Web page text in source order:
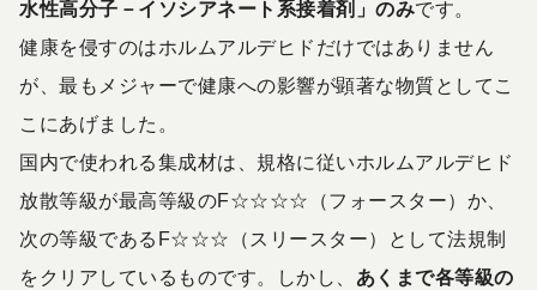
水性高分子－イソシアネート系接着剤」のみです。
健康を侵すのはホルムアルデヒドだけではありません
が、最もメジャーで健康への影響が顕著な物質としてこ
こにあげました。
国内で使われる集成材は、規格に従いホルムアルデヒド
放散等級が最高等級のF☆☆☆☆（フォースター）か、
次の等級であるF☆☆☆（スリースター）として法規制
をクリアしているものです。しかし、 あくまで各等級の